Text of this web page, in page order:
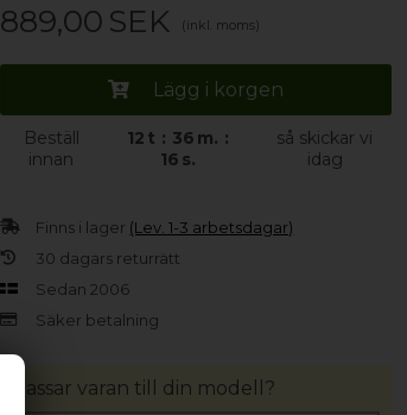
889,00 SEK (inkl. moms)
Lägg i korgen
Beställ
innan
12 t : 36 m. :
16 s.
så skickar vi
idag
Finns i lager (Lev. 1-3 arbetsdagar)
30 dagars returrätt
Sedan 2006
Säker betalning
Passar varan till din modell?